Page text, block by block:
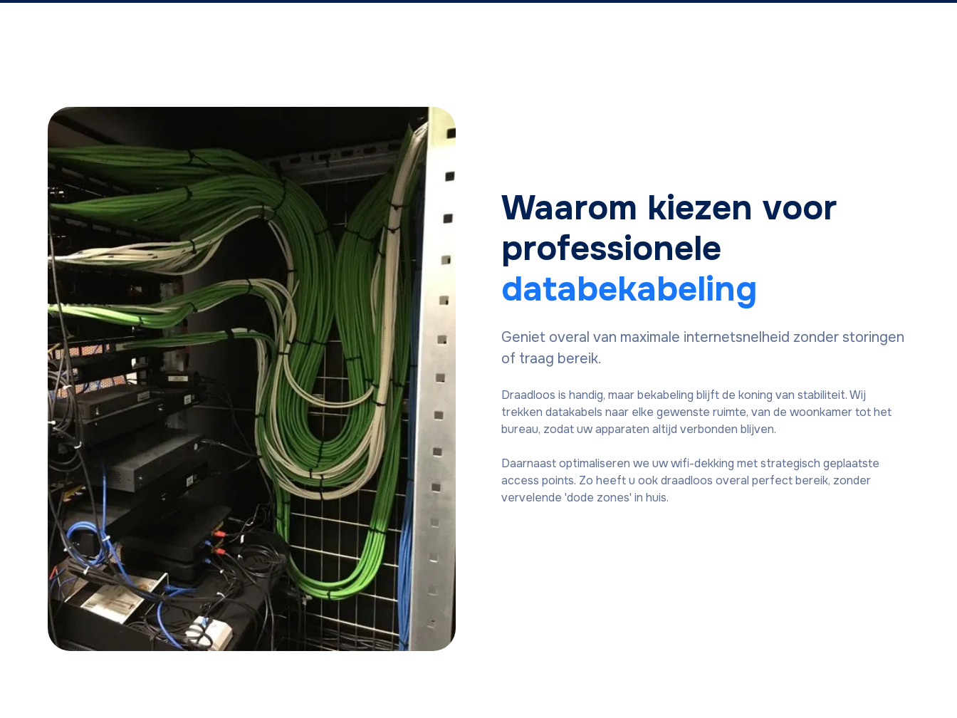
Waarom kiezen voor
professionele
databekabeling
Geniet overal van maximale internetsnelheid zonder storingen
of traag bereik.
Draadloos is handig, maar bekabeling blijft de koning van stabiliteit. Wij
trekken datakabels naar elke gewenste ruimte, van de woonkamer tot het
bureau, zodat uw apparaten altijd verbonden blijven.
Daarnaast optimaliseren we uw wifi-dekking met strategisch geplaatste
access points. Zo heeft u ook draadloos overal perfect bereik, zonder
vervelende 'dode zones' in huis.